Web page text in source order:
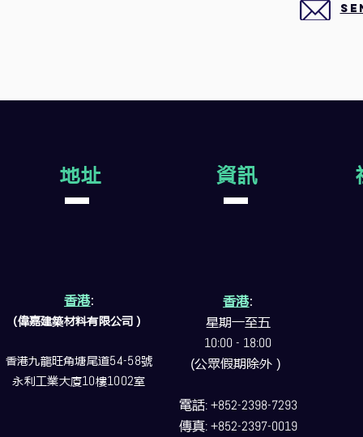
地址
香港:
(偉嘉建築材料有限公司）
香港九龍旺角塘尾道54-58號
永利工業大廈10樓1002室
資訊
香港:
星期一至五
10:00 - 18:00
(公眾假期除外）
電話: +852-2398-7293
傳真: +852-2397-0019